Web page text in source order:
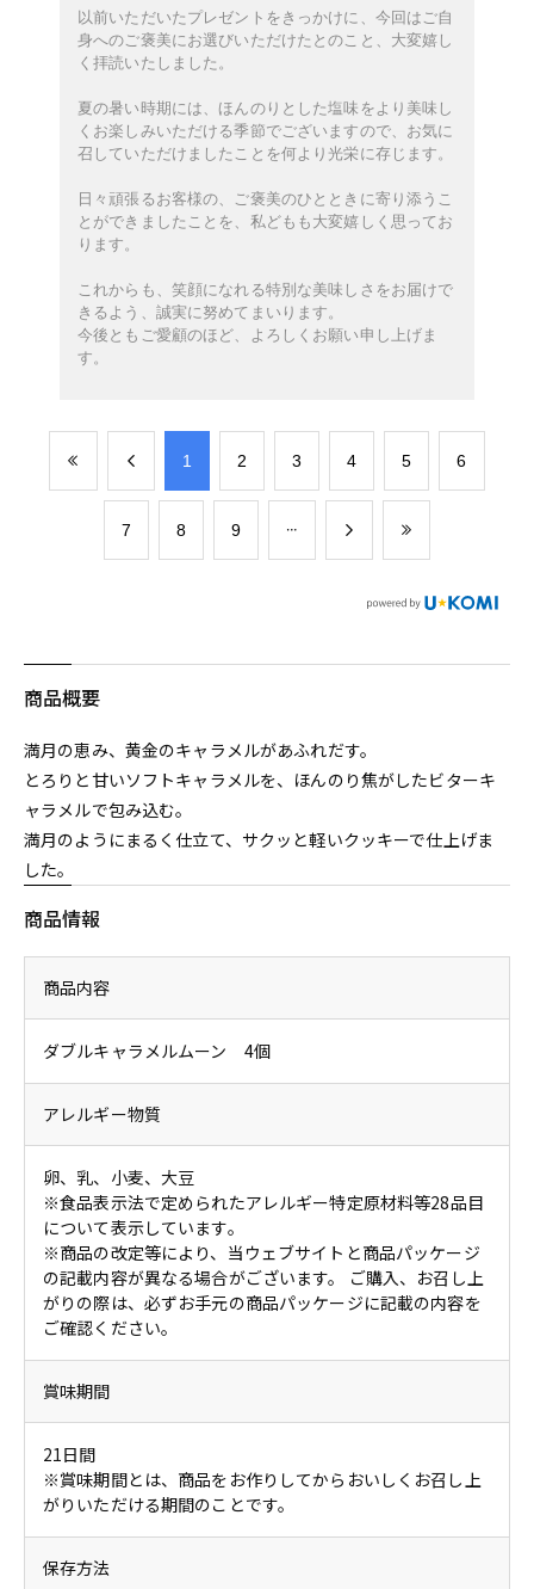
以前いただいたプレゼントをきっかけに、今回はご自
身へのご褒美にお選びいただけたとのこと、大変嬉し
く拝読いたしました。
夏の暑い時期には、ほんのりとした塩味をより美味し
くお楽しみいただける季節でございますので、お気に
召していただけましたことを何より光栄に存じます。
日々頑張るお客様の、ご褒美のひとときに寄り添うこ
とができましたことを、私どもも大変嬉しく思ってお
ります。
これからも、笑顔になれる特別な美味しさをお届けで
きるよう、誠実に努めてまいります。
今後ともご愛顧のほど、よろしくお願い申し上げま
す。
​1 ​2 ​3 ​4 ​5 ​6
​7 ​8 ​9
商品概要
満月の恵み、黄金のキャラメルがあふれだす。
とろりと甘いソフトキャラメルを、ほんのり焦がしたビターキ
ャラメルで包み込む。
満月のようにまるく仕立て、サクッと軽いクッキーで仕上げま
した。
商品情報
商品内容
ダブルキャラメルムーン 4個
アレルギー物質
卵、乳、小麦、大豆
※食品表示法で定められたアレルギー特定原材料等28品目
について表示しています。
※商品の改定等により、当ウェブサイトと商品パッケージ
の記載内容が異なる場合がございます。 ご購入、お召し上
がりの際は、必ずお手元の商品パッケージに記載の内容を
ご確認ください。
賞味期間
21日間
※賞味期間とは、商品をお作りしてからおいしくお召し上
がりいただける期間のことです。
保存方法